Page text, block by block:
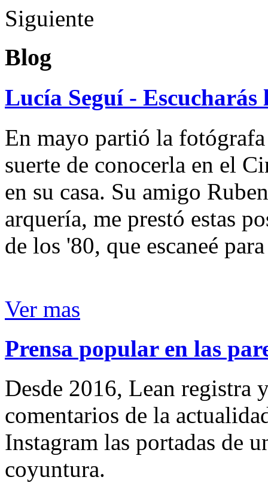
Siguiente
Blog
Lucía Seguí - Escucharás
En mayo partió la
suerte de conocerla en el
en su casa. Su amigo
arquería, me prestó estas
de los '80, que escaneé
Ver mas
Prensa popular en las
Desde 2016, Lean registra
comentarios de la
Instagram las portadas de
coyuntura.